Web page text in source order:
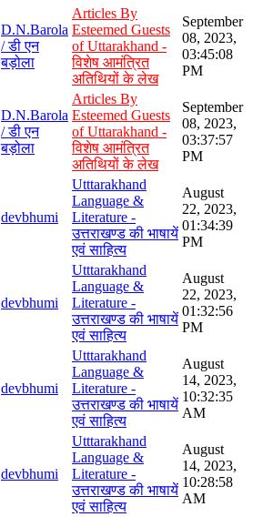
D.N.Barola
/ डी एन
बड़ोला
Articles By
Esteemed Guests
of Uttarakhand -
विशेष आमंत्रित
अतिथियों के लेख
September
08, 2023,
03:45:08
PM
D.N.Barola
/ डी एन
बड़ोला
Articles By
Esteemed Guests
of Uttarakhand -
विशेष आमंत्रित
अतिथियों के लेख
September
08, 2023,
03:37:57
PM
devbhumi
Utttarakhand
Language &
Literature -
उत्तराखण्ड की भाषायें
एवं साहित्य
August
22, 2023,
01:34:39
PM
devbhumi
Utttarakhand
Language &
Literature -
उत्तराखण्ड की भाषायें
एवं साहित्य
August
22, 2023,
01:32:56
PM
devbhumi
Utttarakhand
Language &
Literature -
उत्तराखण्ड की भाषायें
एवं साहित्य
August
14, 2023,
10:32:35
AM
devbhumi
Utttarakhand
Language &
Literature -
उत्तराखण्ड की भाषायें
एवं साहित्य
August
14, 2023,
10:28:58
AM